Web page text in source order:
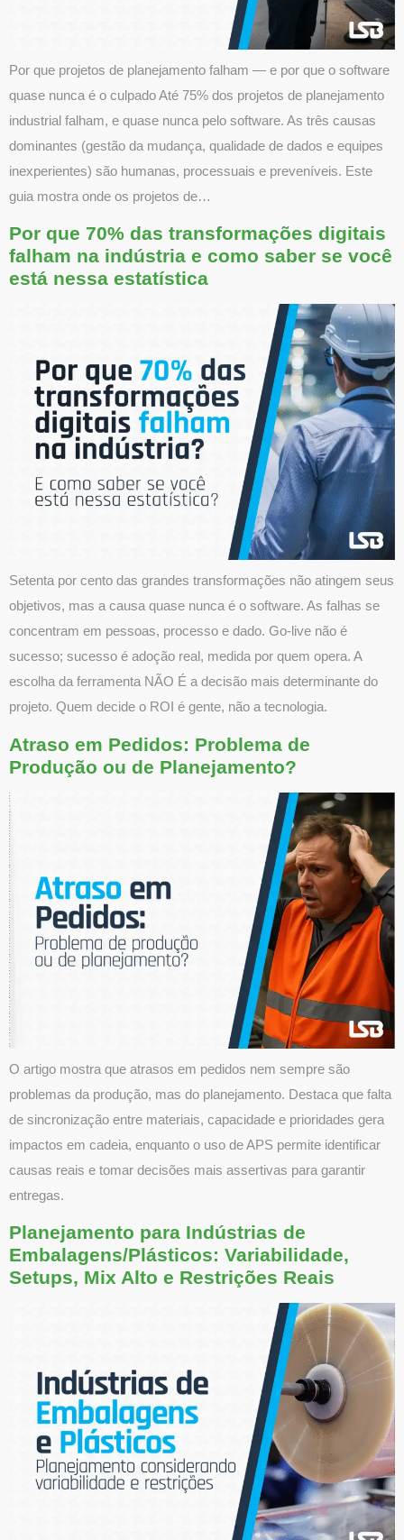
Por que projetos de planejamento falham — e por que o software
quase nunca é o culpado Até 75% dos projetos de planejamento
industrial falham, e quase nunca pelo software. As três causas
dominantes (gestão da mudança, qualidade de dados e equipes
inexperientes) são humanas, processuais e preveníveis. Este
guia mostra onde os projetos de…
Por que 70% das transformações digitais
falham na indústria e como saber se você
está nessa estatística
Setenta por cento das grandes transformações não atingem seus
objetivos, mas a causa quase nunca é o software. As falhas se
concentram em pessoas, processo e dado. Go-live não é
sucesso; sucesso é adoção real, medida por quem opera. A
escolha da ferramenta NÃO É a decisão mais determinante do
projeto. Quem decide o ROI é gente, não a tecnologia.
Atraso em Pedidos: Problema de
Produção ou de Planejamento?
O artigo mostra que atrasos em pedidos nem sempre são
problemas da produção, mas do planejamento. Destaca que falta
de sincronização entre materiais, capacidade e prioridades gera
impactos em cadeia, enquanto o uso de APS permite identificar
causas reais e tomar decisões mais assertivas para garantir
entregas.
Planejamento para Indústrias de
Embalagens/Plásticos: Variabilidade,
Setups, Mix Alto e Restrições Reais